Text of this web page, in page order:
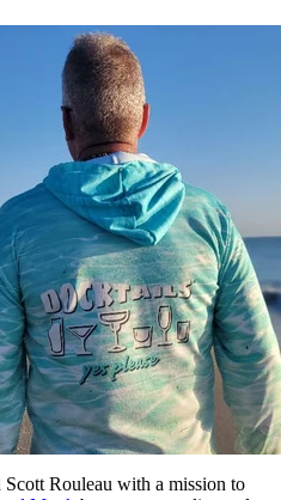
Rouleau with a mission to